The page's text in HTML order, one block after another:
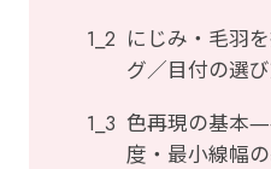
にじみ・毛羽
グ／目付の選
色再現の基本
度・最小線幅